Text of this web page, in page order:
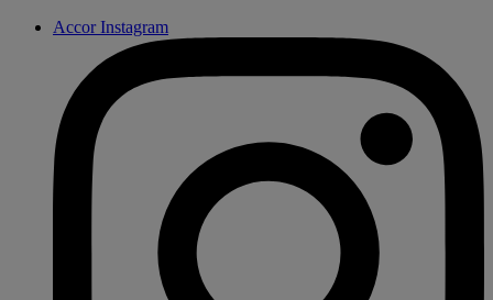
Accor Instagram